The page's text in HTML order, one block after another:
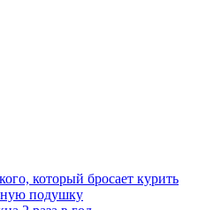
который бросает курить
подушку